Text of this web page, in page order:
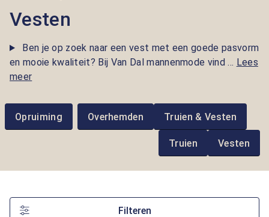
Vesten
Ben je op zoek naar een vest met een goede pasvorm
en mooie kwaliteit? Bij Van Dal mannenmode vind ... Lees
meer
Opruiming Overhemden Truien & Vesten
Truien Vesten
Filteren